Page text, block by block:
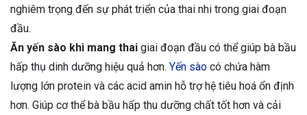
nghiêm trọng đến sự phát triển của thai nhi trong giai đoạn
đầu.
Ăn yến sào khi mang thai giai đoạn đầu có thể giúp bà bầu
hấp thụ dinh dưỡng hiệu quả hơn. Yến sào có chứa hàm
lượng lớn protein và các acid amin hỗ trợ hệ tiêu hoá ổn định
hơn. Giúp cơ thể bà bầu hấp thu dưỡng chất tốt hơn và cải